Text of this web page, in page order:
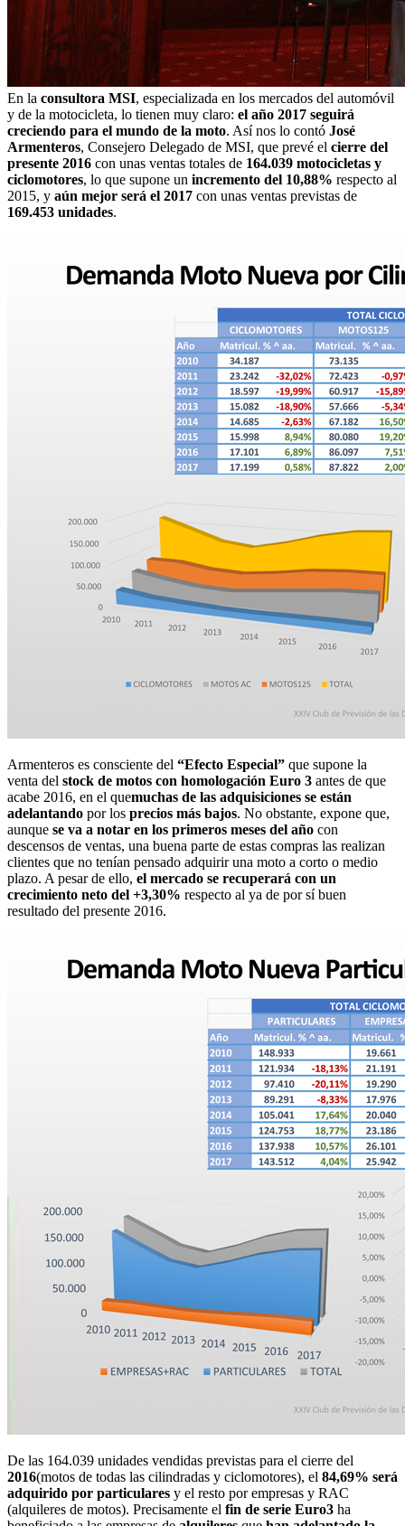
En la consultora MSI, especializada en los mercados del automóvil
y de la motocicleta, lo tienen muy claro: el año 2017 seguirá
creciendo para el mundo de la moto. Así nos lo contó José
Armenteros, Consejero Delegado de MSI, que prevé el cierre del
presente 2016 con unas ventas totales de 164.039 motocicletas y
ciclomotores, lo que supone un incremento del 10,88% respecto al
2015, y aún mejor será el 2017 con unas ventas previstas de
169.453 unidades.
Armenteros es consciente del “Efecto Especial” que supone la
venta del stock de motos con homologación Euro 3 antes de que
acabe 2016, en el quemuchas de las adquisiciones se están
adelantando por los precios más bajos. No obstante, expone que,
aunque se va a notar en los primeros meses del año con
descensos de ventas, una buena parte de estas compras las realizan
clientes que no tenían pensado adquirir una moto a corto o medio
plazo. A pesar de ello, el mercado se recuperará con un
crecimiento neto del +3,30% respecto al ya de por sí buen
resultado del presente 2016.
De las 164.039 unidades vendidas previstas para el cierre del
2016(motos de todas las cilindradas y ciclomotores), el 84,69% será
adquirido por particulares y el resto por empresas y RAC
(alquileres de motos). Precisamente el fin de serie Euro3 ha